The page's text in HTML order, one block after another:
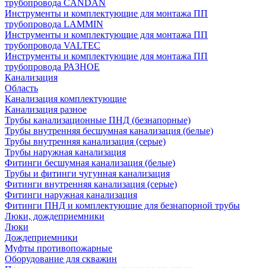
трубопровода CANDAN
Инструменты и комплектующие для монтажа ПП
трубопровода LAMMIN
Инструменты и комплектующие для монтажа ПП
трубопровода VALTEC
Инструменты и комплектующие для монтажа ПП
трубопровода РАЗНОЕ
Канализация
Область
Канализация комплектующие
Канализация разное
Трубы канализационные ПНД (безнапорные)
Трубы внутренняя бесшумная канализация (белые)
Трубы внутренняя канализация (серые)
Трубы наружная канализация
Фитинги бесшумная канализация (белые)
Трубы и фитинги чугунная канализация
Фитинги внутренняя канализация (серые)
Фитинги наружная канализация
Фитинги ПНД и комплектующие для безнапорной трубы
Люки, дождеприемники
Люки
Дождеприемники
Муфты противопожарные
Оборудование для скважин